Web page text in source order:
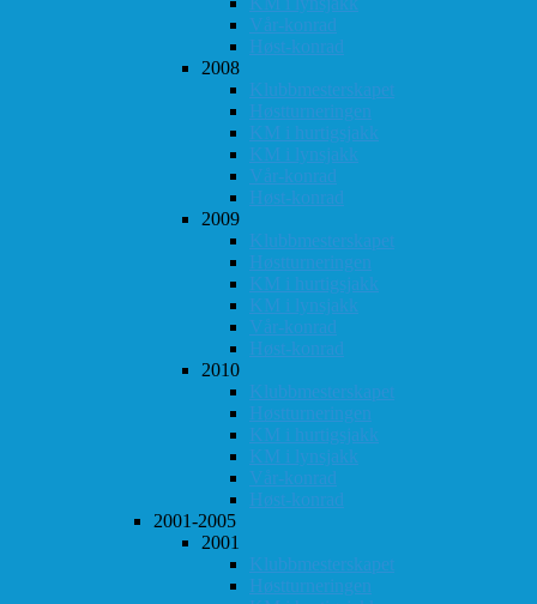
Vår-konrad
Høst-konrad
2008
Klubbmesterskapet
Høstturneringen
KM i hurtigsjakk
KM i lynsjakk
Vår-konrad
Høst-konrad
2009
Klubbmesterskapet
Høstturneringen
KM i hurtigsjakk
KM i lynsjakk
Vår-konrad
Høst-konrad
2010
Klubbmesterskapet
Høstturneringen
KM i hurtigsjakk
KM i lynsjakk
Vår-konrad
Høst-konrad
2001-2005
2001
Klubbmesterskapet
Høstturneringen